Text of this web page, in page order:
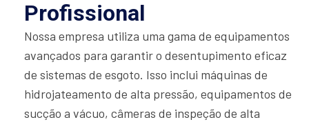
Profissional
Nossa empresa utiliza uma gama de equipamentos
avançados para garantir o desentupimento eficaz
de sistemas de esgoto. Isso inclui máquinas de
hidrojateamento de alta pressão, equipamentos de
sucção a vácuo, câmeras de inspeção de alta